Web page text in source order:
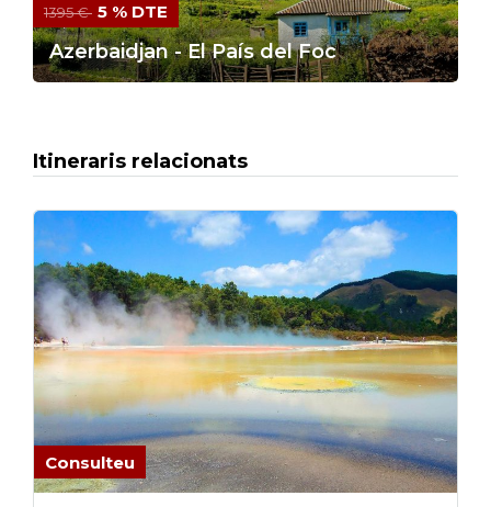
1395 € 5 % DTE
Azerbaidjan - El País del Foc
Itineraris relacionats
Consulteu